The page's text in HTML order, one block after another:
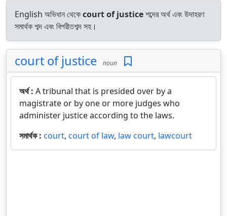
English অভিধান থেকেcourt of justiceশব্দের অর্থ এবং উদাহরণ
সমার্থক শব্দ এবং বিপরীতশব্দ সহ।
court of justice noun
অর্থ : A tribunal that is presided over by a
magistrate or by one or more judges who
administer justice according to the laws.
সমার্থক : court, court of law, law court, lawcourt